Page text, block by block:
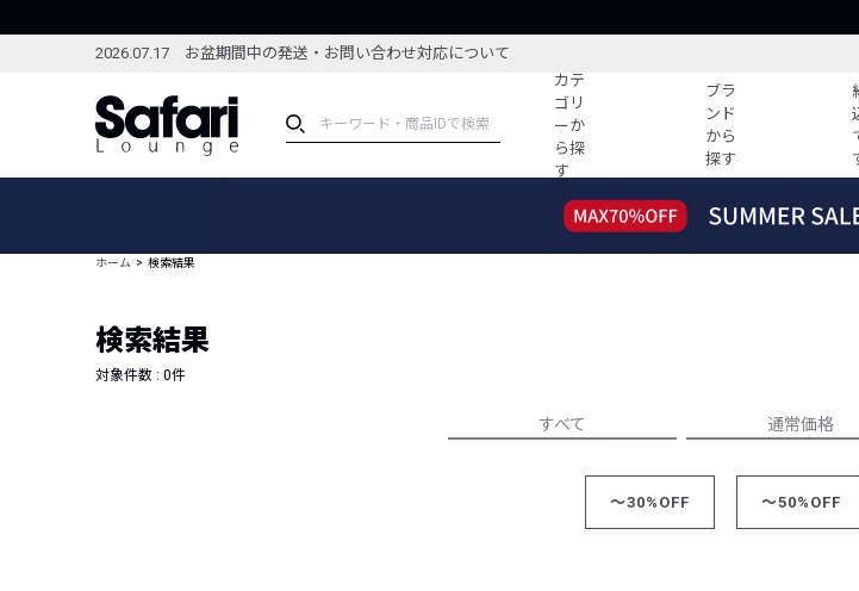
2026.07.17 お盆期間中の発送・お問い合わせ対応について
カテ
ゴリ
ーか
ら探
す
ブラ
ンド
から
探す
ブランドから探す
新着アイテム
編集部のおすすめアイテム
すべての記事
人気記事ランキング
ウィークリーコーデ
ホーム 検索結果
検索結果
対象件数 : 0件
すべて 通常価格
～30%OFF ～50%OFF